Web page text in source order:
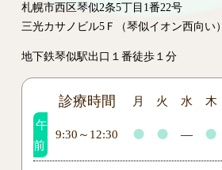
札幌市西区琴似2条5丁目1番22号
三光カサノビル5Ｆ（琴似イオン西向い）
地下鉄琴似駅出口１番徒歩１分
診療時間 月 火 水 木
午
前
9:30～12:30 ● ● ― ●